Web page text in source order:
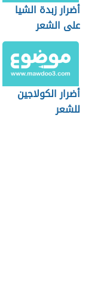
أضرار زبدة الشيا
على الشعر
أضرار الكولاجين
للشعر